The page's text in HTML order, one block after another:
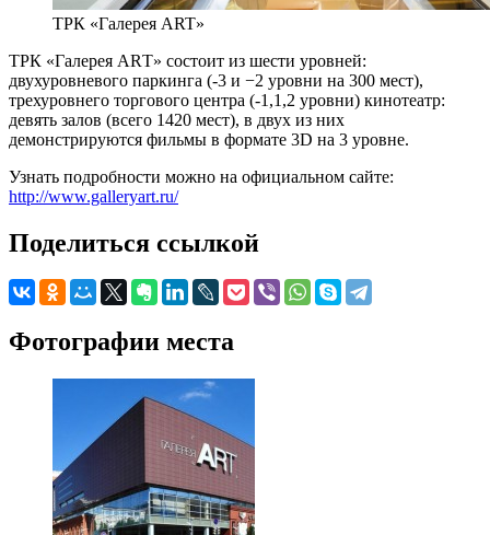
ТРК «Галерея ART»
ТРК «Галерея АRТ» состоит из шести уровней:
двухуровневого паркинга (-3 и −2 уровни на 300 мест),
трехуровнего торгового центра (-1,1,2 уровни) кинотеатр:
девять залов (всего 1420 мест), в двух из них
демонстрируются фильмы в формате 3D на 3 уровне.
Узнать подробности можно на официальном сайте:
http://www.galleryart.ru/
Поделиться ссылкой
Фотографии места